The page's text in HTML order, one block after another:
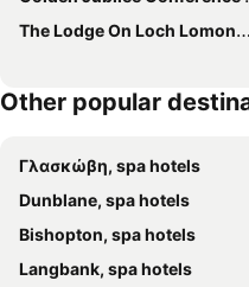
The Lodge On Loch Lomond Hotel
Other popular
Γλασκώβη, spa hotels
Dunblane, spa hotels
Bishopton, spa hotels
Langbank, spa hotels